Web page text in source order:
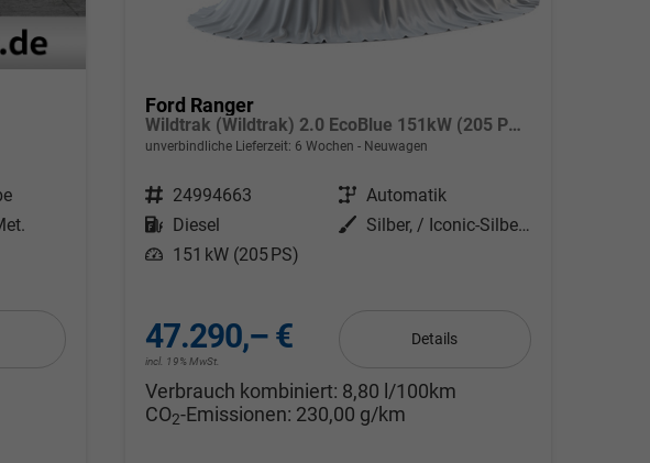
Ford Ranger
Wildtrak (Wildtrak) 2.0 EcoBlue 151kW (205 PS) 10-Stufen Automatikgetriebe 4WD
unverbindliche Lieferzeit: 6 Wochen Neuwagen
Fahrzeugnr. 24994663 Getriebe Automatik
Kraftstoff Diesel Außenfarbe
Silber, / Iconic-Silber Metallic (000ZH0)
Leistung 151 kW (205 PS)
47.290,– €
incl. 19% MwSt.
Details
Verbrauch kombiniert: 8,80 l/100km
CO2-Emissionen: 230,00 g/km